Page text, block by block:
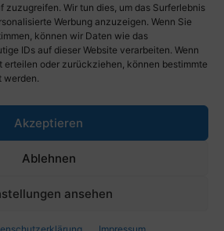
zuzugreifen. Wir tun dies, um das Surferlebnis
Werbung anzuzeigen. Wenn Sie
können wir Daten wie das
IDs auf dieser Website verarbeiten. Wenn
erteilen oder zurückziehen, können bestimmte
werden.
Akzeptieren
Ablehnen
ansehen
auf PresseWorld veröffentlichen.